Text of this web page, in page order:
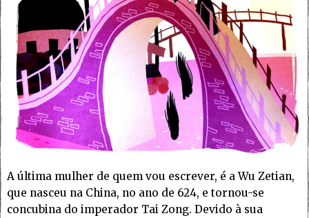
A última mulher de quem vou escrever, é a Wu Zetian,
que nasceu na China, no ano de 624, e tornou-se
concubina do imperador Tai Zong. Devido à sua